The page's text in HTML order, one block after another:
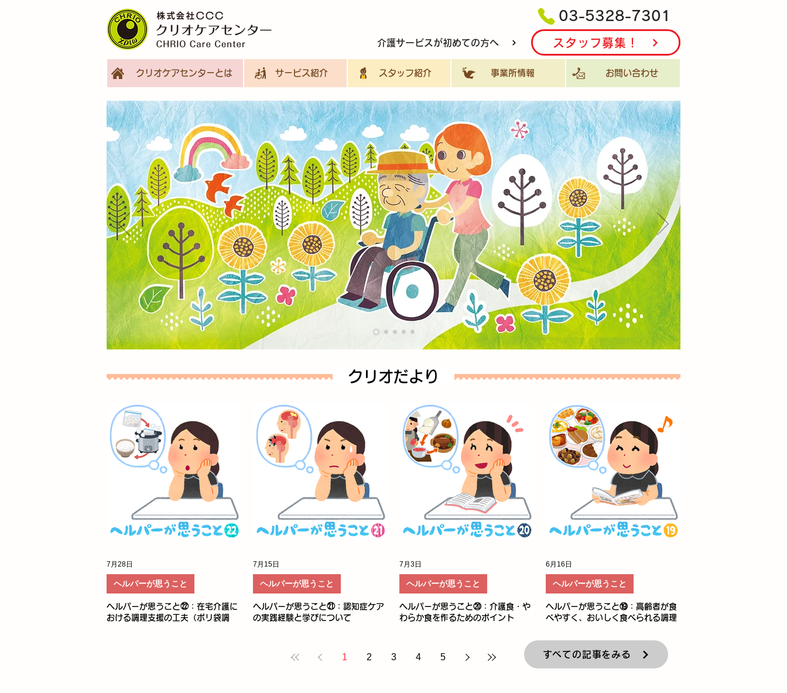
クリオケアセンターとは サービス紹介
介護サービスが初めての方へ
03-5328-7301
スタッフ募集！
スタッフ紹介 事業所情報 お問い合わせ
クリオだより
ヘルパーが思うこと㉒：在宅介護に
おける調理支援の工夫（ポリ袋調
ヘルパーが思うこと
7月28日
ヘルパーが思うこと㉑：認知症ケア
の実践経験と学びについて
ヘルパーが思うこと
7月15日
ヘルパーが思うこと⑳：介護食・や
わらか食を作るためのポイント
ヘルパーが思うこと
7月3日
ヘルパーが思うこと⑲：高齢者が食
べやすく、おいしく食べられる調理
ヘルパーが思うこと
6月16日
1 2 3 4 5 すべての記事をみる